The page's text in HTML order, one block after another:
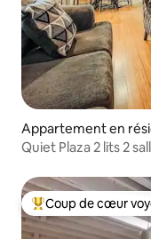
Appartement en
Coups de cœur
Coup de cœur